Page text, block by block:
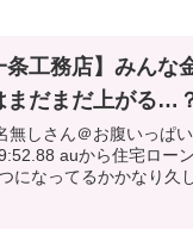
条工務店】みんな
まだまだ上がる…
しさん＠お腹いっぱい。 (ﾜｯﾁ
ンの金利の連絡メール来てたんで自分が
になってるかかなり久